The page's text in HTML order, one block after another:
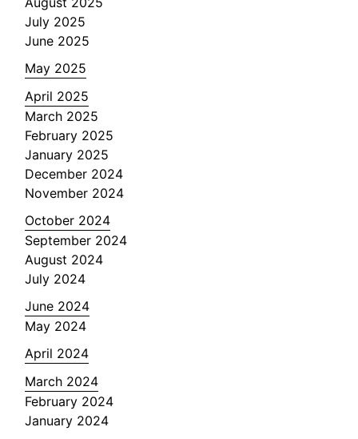
July 2025
June 2025
May 2025
April 2025
March 2025
February 2025
January 2025
December 2024
November 2024
October 2024
September 2024
August 2024
July 2024
June 2024
May 2024
April 2024
March 2024
February 2024
January 2024